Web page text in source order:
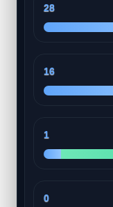
28
16
1
0